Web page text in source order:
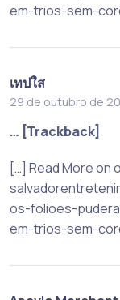
em-trios-sem-
เทปใส
29 de outubro de
… [Trackback]
[…] Read More on
os-folioes-
em-trios-sem-